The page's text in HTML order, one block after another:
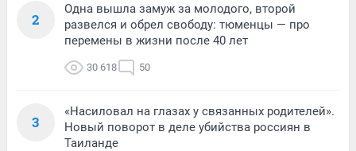
2
Одна вышла замуж за молодого, второй
развелся и обрел свободу: тюменцы — про
перемены в жизни после 40 лет
30 618 50
3
«Насиловал на глазах у связанных родителей».
Новый поворот в деле убийства россиян в
Таиланде